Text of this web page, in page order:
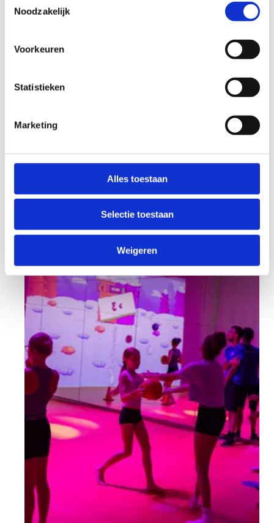
Noodzakelijk
Voorkeuren
Statistieken
Marketing
Alles toestaan
Selectie toestaan
Weigeren
Reken 1 uur aan intensieve LÜ-tijd
honger,
kippennuggets met frietjes, jij ben de jarige dus
in 't verjaardagsfeestje
en betaal je ter plekke in Eetkaffee Torenbos (€10-
Reserveer de LÜ als verjaardagsfeestje